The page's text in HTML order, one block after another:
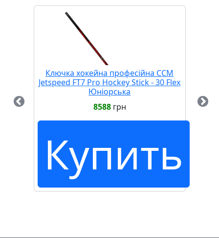
Ключка хокейна професійна CCM
Jetspeed FT7 Pro Hockey Stick - 30 Flex
Юніорська
8588грн
Купить